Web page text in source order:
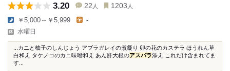
3.20 22 人 1203 人
￥5,000～￥5,999 -
水曜日
...カニと柚子のしんじょう アブラガレイの煮凝り 卯の花のカステラ ほうれん草
白和え タケノコのカニ味噌和え あん肝大根のアスパラ添え これだけ含まれてま
す...